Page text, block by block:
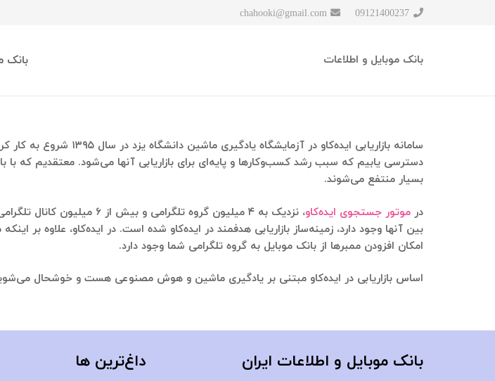
09121400237
chahooki@gmail.com
بانک موبایل و اطلاعات بانک
سامانه بازاریابی
دسترسی یابیم که سبب رشد کسب‌وکارها و پایه‌ای برای بازاریابی آنها می‌شود. معتقدیم که با
بسیار منتفع می‌شوند.
در موتور جستجوی ایده‌کاو
بین آنها وجود دارد، زمینه‌ساز بازاریابی هدفمند در ایده‌کاو شده است. در ایده‌کاو، علاوه بر
امکان افزودن ممبرها از بانک موبایل به گروه تلگرامی شما وجود دارد.
اساس بازاریابی در ایده‌کاو مبتنی بر یادگیری ماشین و هوش مصنوعی هست و خوشحال
بانک موبایل و اطلاعات ایران داغ‌ترین ها